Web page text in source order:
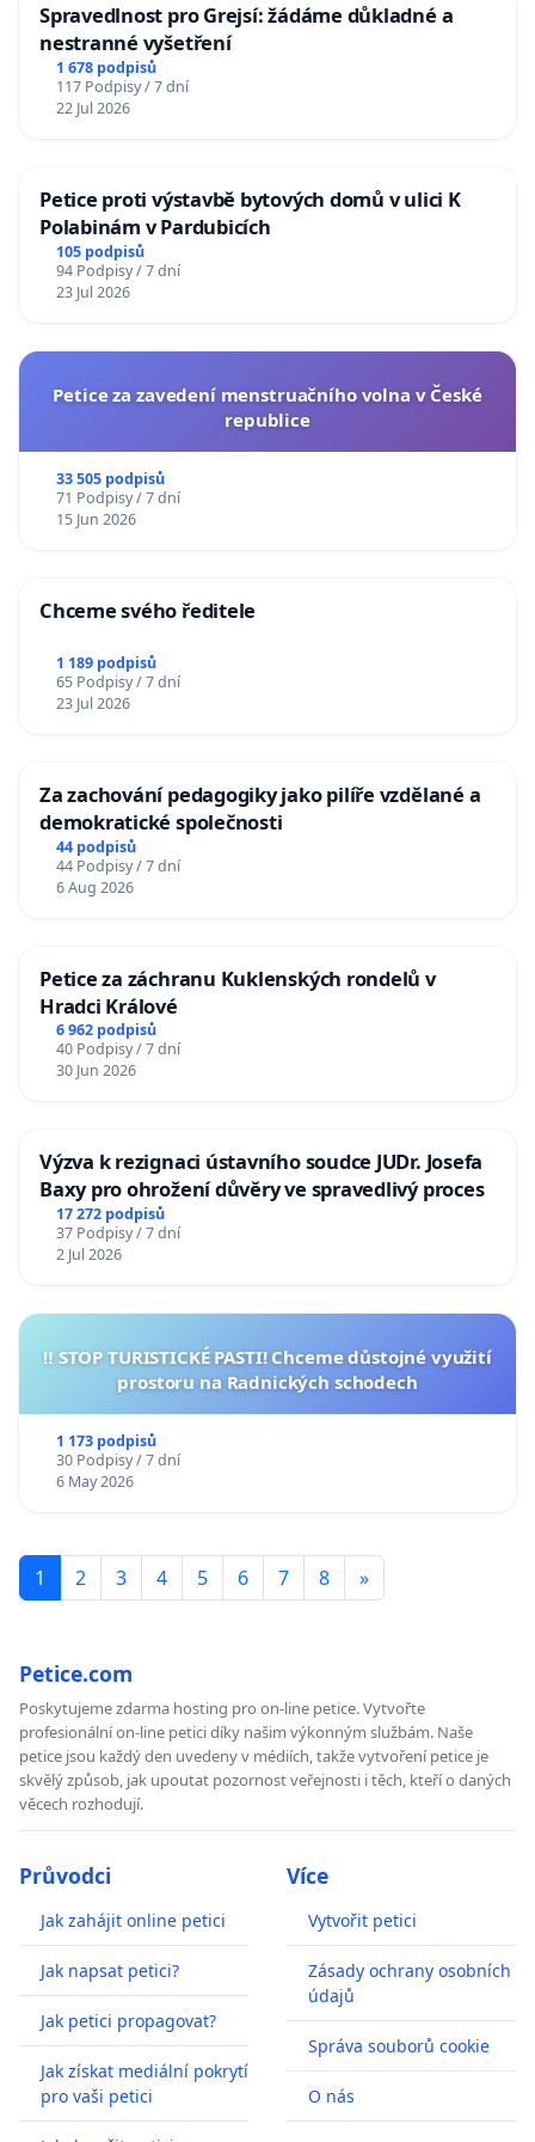
Spravedlnost pro Grejsí: žádáme důkladné a
nestranné vyšetření
1 678 podpisů
117 Podpisy / 7 dní
22 Jul 2026
Petice proti výstavbě bytových domů v ulici K
Polabinám v Pardubicích
105 podpisů
94 Podpisy / 7 dní
23 Jul 2026
Petice za zavedení menstruačního volna v České
republice
33 505 podpisů
71 Podpisy / 7 dní
15 Jun 2026
Chceme svého ředitele
1 189 podpisů
65 Podpisy / 7 dní
23 Jul 2026
Za zachování pedagogiky jako pilíře vzdělané a
demokratické společnosti
44 podpisů
44 Podpisy / 7 dní
6 Aug 2026
Petice za záchranu Kuklenských rondelů v
Hradci Králové
6 962 podpisů
40 Podpisy / 7 dní
30 Jun 2026
Výzva k rezignaci ústavního soudce JUDr. Josefa
Baxy pro ohrožení důvěry ve spravedlivý proces
17 272 podpisů
37 Podpisy / 7 dní
2 Jul 2026
‼️ STOP TURISTICKÉ PASTI! Chceme důstojné využití
prostoru na Radnických schodech
1 173 podpisů
30 Podpisy / 7 dní
6 May 2026
1 2 3 4 5 6 7 8 »
Petice.com
Poskytujeme zdarma hosting pro on-line petice. Vytvořte
profesionální on-line petici díky našim výkonným službám. Naše
petice jsou každý den uvedeny v médiích, takže vytvoření petice je
skvělý způsob, jak upoutat pozornost veřejnosti i těch, kteří o daných
věcech rozhodují.
Průvodci
Jak zahájit online petici
Jak napsat petici?
Jak petici propagovat?
Jak získat mediální pokrytí
pro vaši petici
Více
Vytvořit petici
Zásady ochrany osobních
údajů
Správa souborů cookie
O nás